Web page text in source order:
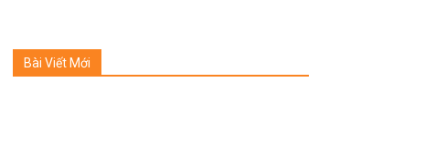
Bài Viết Mới